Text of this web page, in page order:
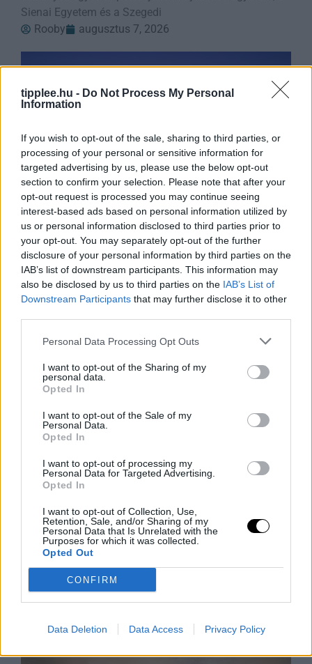
tipplee.hu - Do Not Process My Personal
Information
If you wish to opt-out of the sale, sharing to third parties, or
processing of your personal or sensitive information for
targeted advertising by us, please use the below opt-out
section to confirm your selection. Please note that after your
opt-out request is processed you may continue seeing
interest-based ads based on personal information utilized by
us or personal information disclosed to third parties prior to
your opt-out. You may separately opt-out of the further
disclosure of your personal information by third parties on the
IAB’s list of downstream participants. This information may
also be disclosed by us to third parties on the IAB’s List of
Downstream Participants that may further disclose it to other
Personal Data Processing Opt Outs
I want to opt-out of the Sharing of my
personal data.
Opted In
I want to opt-out of the Sale of my
Personal Data.
Opted In
I want to opt-out of processing my
Personal Data for Targeted Advertising.
Opted In
I want to opt-out of Collection, Use,
Retention, Sale, and/or Sharing of my
Personal Data that Is Unrelated with the
Purposes for which it was collected.
Opted Out
CONFIRM
Data Deletion Data Access Privacy Policy
Sienai Egyetem és a Szegedi
Rooby
augusztus 7, 2026
Véres Fesztivál: Három Halott Seattle
Szívében
SEATTLE (AP) – Egy gyanúsítottat letartóztattak, egy
másikat pedig keresnek, miután lövöldözés tört ki a
Space Needle alatti, zsúfolt ételfesztiválon, ahol három
Kutyaként ugráló drón, ami követ
téged – kipróbáltuk a Mondo Benit
Sean Hollister, a The Verge vezető szerkesztője,
kipróbálta a Beni nevű kétlábú robotkutyát, amely
ugrál, trükközik, és stabil 4K-ban követi a gazdáját. A
Rooby
augusztus 7, 2026